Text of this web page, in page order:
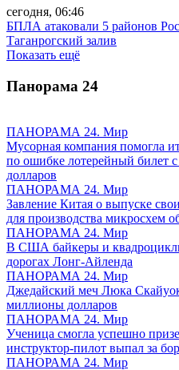
сегодня, 06:46
БПЛА атаковали 5 районов
Таганрогский залив
Показать ещё
Панорама 24
ПАНОРАМА 24. Мир
Мусорная компания помогла
по ошибке лотерейный билет
долларов
ПАНОРАМА 24. Мир
Завление Китая о выпуске
для производства микросхем
ПАНОРАМА 24. Мир
В США байкеры и
дорогах Лонг-Айленда
ПАНОРАМА 24. Мир
Джедайский меч Люка
миллионы долларов
ПАНОРАМА 24. Мир
Ученица смогла успешно
инструктор-пилот выпал за
ПАНОРАМА 24. Мир